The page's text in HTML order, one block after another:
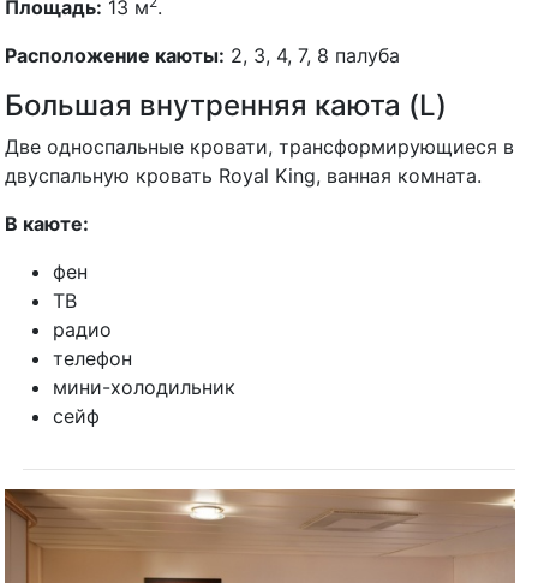
Площадь: 13 м .
Расположение каюты: 2, 3, 4, 7, 8 палуба
Большая внутренняя каюта (L)
Две односпальные кровати, трансформирующиеся в
двуспальную кровать Royal King, ванная комната.
В каюте:
фен
ТВ
радио
телефон
мини-холодильник
сейф